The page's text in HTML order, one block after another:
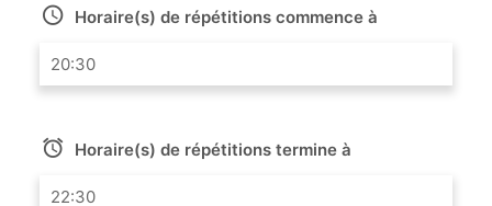
Horaire(s) de répétitions commence à
20:30
Horaire(s) de répétitions termine à
22:30